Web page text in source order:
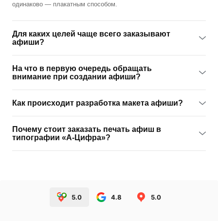
одинаково — плакатным способом.
Для каких целей чаще всего заказывают
афиши?
На что в первую очередь обращать
внимание при создании афиши?
Как происходит разработка макета афиши?
Почему стоит заказать печать афиш в
типографии «А-Цифра»?
5.0 4.8 5.0